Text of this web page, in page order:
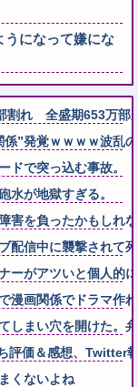
うになって嫌にな
割れ 全盛期653万
”発覚ｗｗｗｗ波乱
ドで突っ込む事故。
水が地獄すぎる。
害を負ったかもしれ
配信中に襲撃されて
ーがアツいと個人
漫画関係でドラマ作
しまい穴を開けた。
評価＆感想、Twitter
くないよね